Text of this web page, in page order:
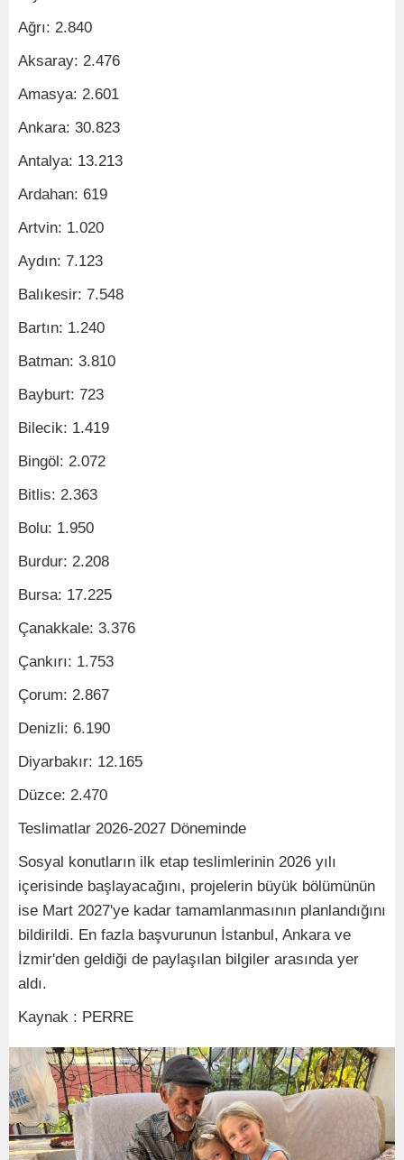
Ağrı: 2.840
Aksaray: 2.476
Amasya: 2.601
Ankara: 30.823
Antalya: 13.213
Ardahan: 619
Artvin: 1.020
Aydın: 7.123
Balıkesir: 7.548
Bartın: 1.240
Batman: 3.810
Bayburt: 723
Bilecik: 1.419
Bingöl: 2.072
Bitlis: 2.363
Bolu: 1.950
Burdur: 2.208
Bursa: 17.225
Çanakkale: 3.376
Çankırı: 1.753
Çorum: 2.867
Denizli: 6.190
Diyarbakır: 12.165
Düzce: 2.470
Teslimatlar 2026-2027 Döneminde
Sosyal konutların ilk etap teslimlerinin 2026 yılı
içerisinde başlayacağını, projelerin büyük bölümünün
ise Mart 2027'ye kadar tamamlanmasının planlandığını
bildirildi. En fazla başvurunun İstanbul, Ankara ve
İzmir'den geldiği de paylaşılan bilgiler arasında yer
aldı.
Kaynak : PERRE